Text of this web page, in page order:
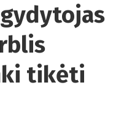
tikėti